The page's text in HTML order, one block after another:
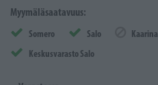
Myymäläsaatavuus:
Somero Salo Kaarina
Keskusvarasto Salo